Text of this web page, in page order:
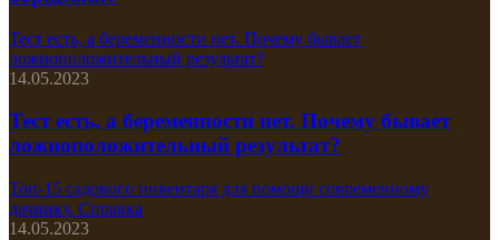
Тест есть, а беременности нет. Почему бывает
ложноположительный результат?
14.05.2023
Тест есть, а беременности нет. Почему бывает
ложноположительный результат?
Топ-15 садового инвентаря для помощи современному
дачнику. Справка
14.05.2023